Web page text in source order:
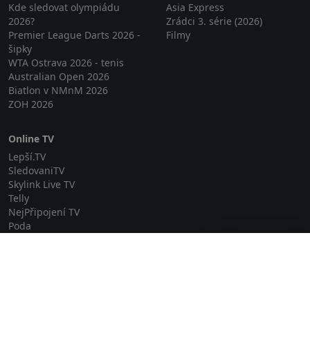
Kde sledovat olympiádu
2026?
Premier League Darts 2026 -
šipky
WTA Ostrava 2026 - tenis
Australian Open 2026
Biatlon v NMnM 2026
ZOH 2026
Asia Express
Zrádci 3. série (2026)
Filmy
Online TV
Lepší.TV
SledovaniTV
Skylink Live TV
Telly
NejPřipojení TV
Poda